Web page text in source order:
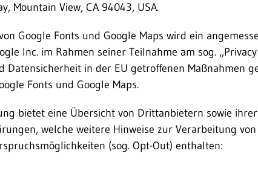
Mountain View, CA 94043, USA.
Google Fonts und Google Maps wird ein
Inc. im Rahmen seiner Teilnahme am sog.
Datensicherheit in der EU getroffenen Maßnahmen
Fonts und Google Maps.
bietet eine Übersicht von Drittanbietern sowie
welche weitere Hinweise zur Verarbeitung von
(sog. Opt-Out) enthalten: